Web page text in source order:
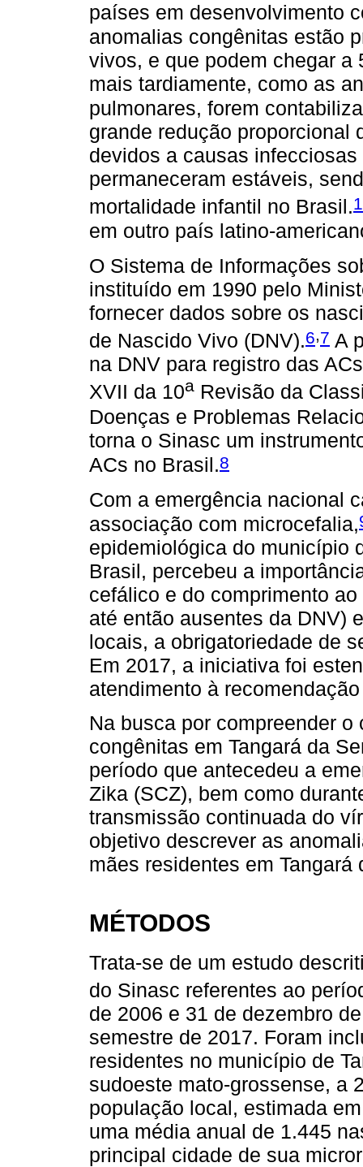
países em desenvolvimento
anomalias congênitas estão
vivos, e que podem chegar
mais tardiamente, como as
pulmonares, forem
grande redução proporcional
devidos a causas
permaneceram estáveis,
mortalidade infantil no Brasil.1
em outro país latino-
O Sistema de Informações
instituído em 1990 pelo
fornecer dados sobre os
de Nascido Vivo (DNV).6,7 A
na DNV para registro das
XVII da 10a Revisão da
Doenças e Problemas
torna o Sinasc um
ACs no Brasil.8
Com a emergência nacional
associação com microcefalia,
epidemiológica do município
Brasil, percebeu a
cefálico e do comprimento
até então ausentes da DNV)
locais, a obrigatoriedade de
Em 2017, a iniciativa foi
atendimento à
Na busca por compreender
congênitas em Tangará da
período que antecedeu a
Zika (SCZ), bem como
transmissão continuada do
objetivo descrever as
mães residentes em
MÉTODOS
Trata-se de um estudo
do Sinasc referentes ao
de 2006 e 31 de dezembro
semestre de 2017. Foram
residentes no município de
sudoeste mato-grossense, a
população local, estimada
uma média anual de 1.445
principal cidade de sua